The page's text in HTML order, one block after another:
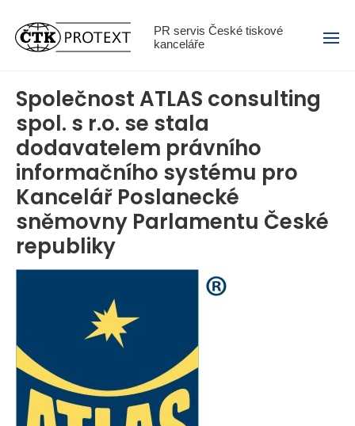
PR servis České tiskové
kanceláře
Menu
Společnost ATLAS consulting
spol. s r.o. se stala
dodavatelem právního
informačního systému pro
Kancelář Poslanecké
sněmovny Parlamentu České
republiky